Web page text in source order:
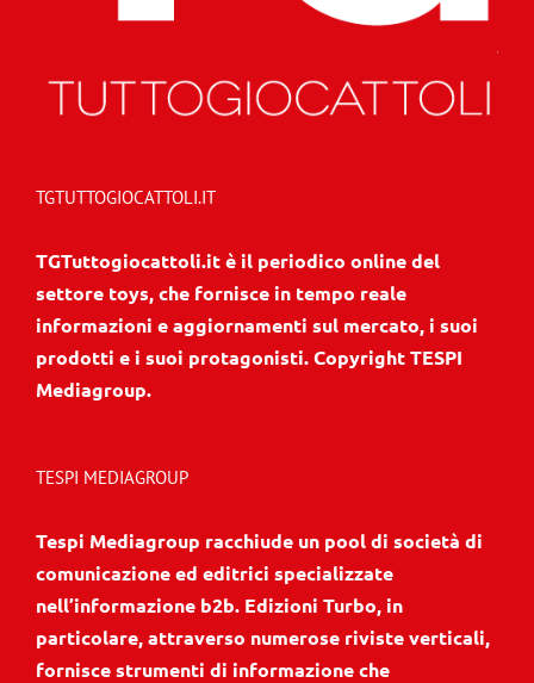
TGTUTTOGIOCATTOLI.IT
TGTuttogiocattoli.it è il periodico online del
settore toys, che fornisce in tempo reale
informazioni e aggiornamenti sul mercato, i suoi
prodotti e i suoi protagonisti. Copyright TESPI
Mediagroup.
TESPI MEDIAGROUP
Tespi Mediagroup racchiude un pool di società di
comunicazione ed editrici specializzate
nell’informazione b2b. Edizioni Turbo, in
particolare, attraverso numerose riviste verticali,
fornisce strumenti di informazione che